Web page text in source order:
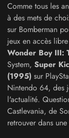
Comme tous les
à des mets de
sur Bomberman
jeux en accès
Wonder Boy III:
System, Super
(1995) sur
Nintendo 64, des
l'actualité.
Castlevania, de
retrouver dans